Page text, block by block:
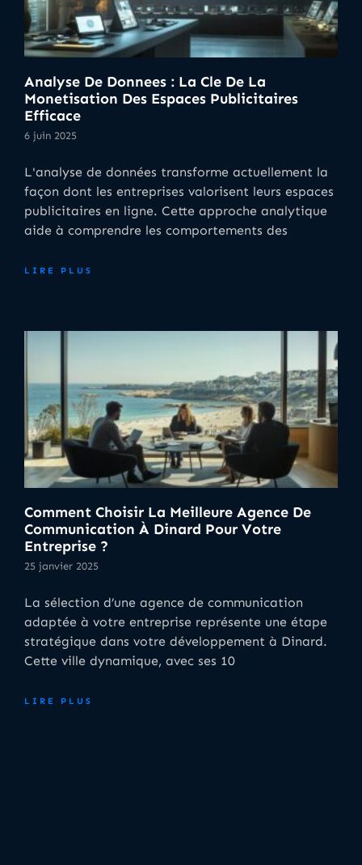
Analyse De Donnees : La Cle De La
Monetisation Des Espaces Publicitaires
Efficace
6 juin 2025
L'analyse de données transforme actuellement la
façon dont les entreprises valorisent leurs espaces
publicitaires en ligne. Cette approche analytique
aide à comprendre les comportements des
LIRE PLUS
Comment Choisir La Meilleure Agence De
Communication À Dinard Pour Votre
Entreprise ?
25 janvier 2025
La sélection d’une agence de communication
adaptée à votre entreprise représente une étape
stratégique dans votre développement à Dinard.
Cette ville dynamique, avec ses 10
LIRE PLUS